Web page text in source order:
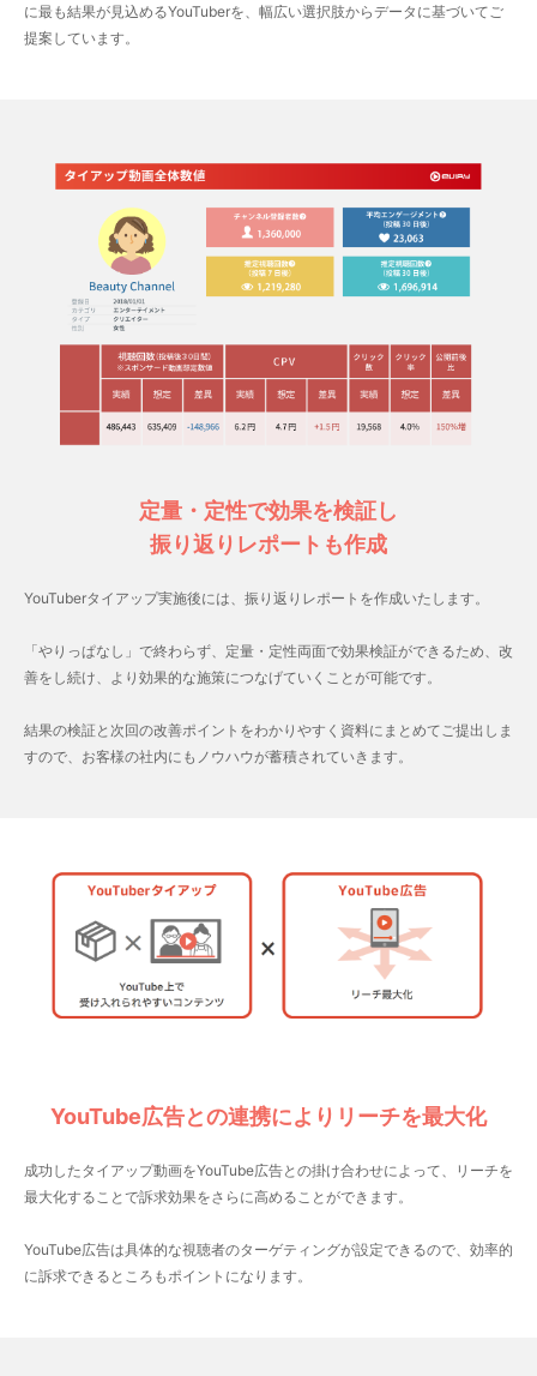
に最も結果が見込めるYouTuberを、幅広い選択肢からデータに基づいてご
提案しています。
定量・定性で効果を検証し
振り返りレポートも作成
YouTuberタイアップ実施後には、振り返りレポートを作成いたします。
「やりっぱなし」で終わらず、定量・定性両面で効果検証ができるため、改
善をし続け、より効果的な施策につなげていくことが可能です。
結果の検証と次回の改善ポイントをわかりやすく資料にまとめてご提出しま
すので、お客様の社内にもノウハウが蓄積されていきます。
YouTube広告との連携によりリーチを最大化
成功したタイアップ動画をYouTube広告との掛け合わせによって、リーチを
最大化することで訴求効果をさらに高めることができます。
YouTube広告は具体的な視聴者のターゲティングが設定できるので、効率的
に訴求できるところもポイントになります。